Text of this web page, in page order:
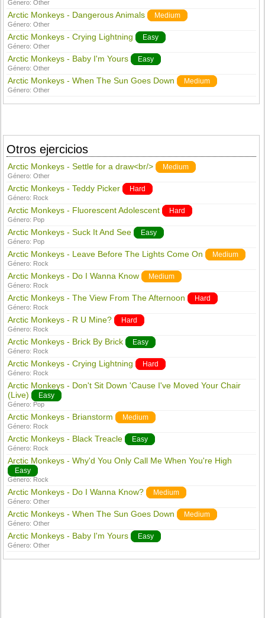
Género:Other
Arctic Monkeys - Dangerous Animals Medium
Género:Other
Arctic Monkeys - Crying Lightning Easy
Género:Other
Arctic Monkeys - Baby I'm Yours Easy
Género:Other
Arctic Monkeys - When The Sun Goes Down Medium
Género:Other
Otros ejercicios
Arctic Monkeys - Settle for a draw<br/> Medium
Género:Other
Arctic Monkeys - Teddy Picker Hard
Género: Rock
Arctic Monkeys - Fluorescent Adolescent Hard
Género: Pop
Arctic Monkeys - Suck It And See Easy
Género: Pop
Arctic Monkeys - Leave Before The Lights Come On Medium
Género: Rock
Arctic Monkeys - Do I Wanna Know Medium
Género: Rock
Arctic Monkeys - The View From The Afternoon Hard
Género: Rock
Arctic Monkeys - R U Mine? Hard
Género: Rock
Arctic Monkeys - Brick By Brick Easy
Género: Rock
Arctic Monkeys - Crying Lightning Hard
Género: Rock
Arctic Monkeys - Don't Sit Down 'Cause I've Moved Your Chair
(Live)
Easy
Género: Pop
Arctic Monkeys - Brianstorm Medium
Género: Rock
Arctic Monkeys - Black Treacle Easy
Género: Rock
Arctic Monkeys - Why'd You Only Call Me When You're High
Easy
Género: Rock
Arctic Monkeys - Do I Wanna Know? Medium
Género:Other
Arctic Monkeys - When The Sun Goes Down Medium
Género:Other
Arctic Monkeys - Baby I'm Yours Easy
Género:Other